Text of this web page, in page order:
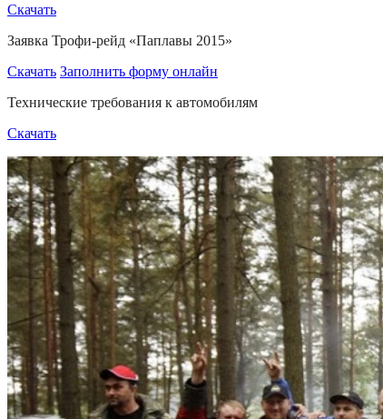
Скачать
Заявка Трофи-рейд «Паплавы 2015»
Скачать Заполнить форму онлайн
Технические требования к автомобилям
Скачать